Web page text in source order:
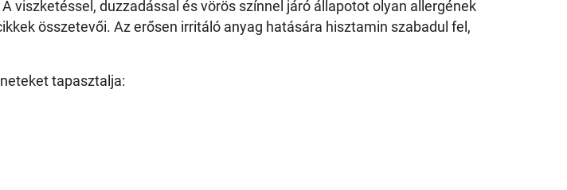
viszketéssel, duzzadással és vörös színnel járó állapotot olyan allergének
összetevői. Az erősen irritáló anyag hatására hisztamin szabadul fel,
tapasztalja: